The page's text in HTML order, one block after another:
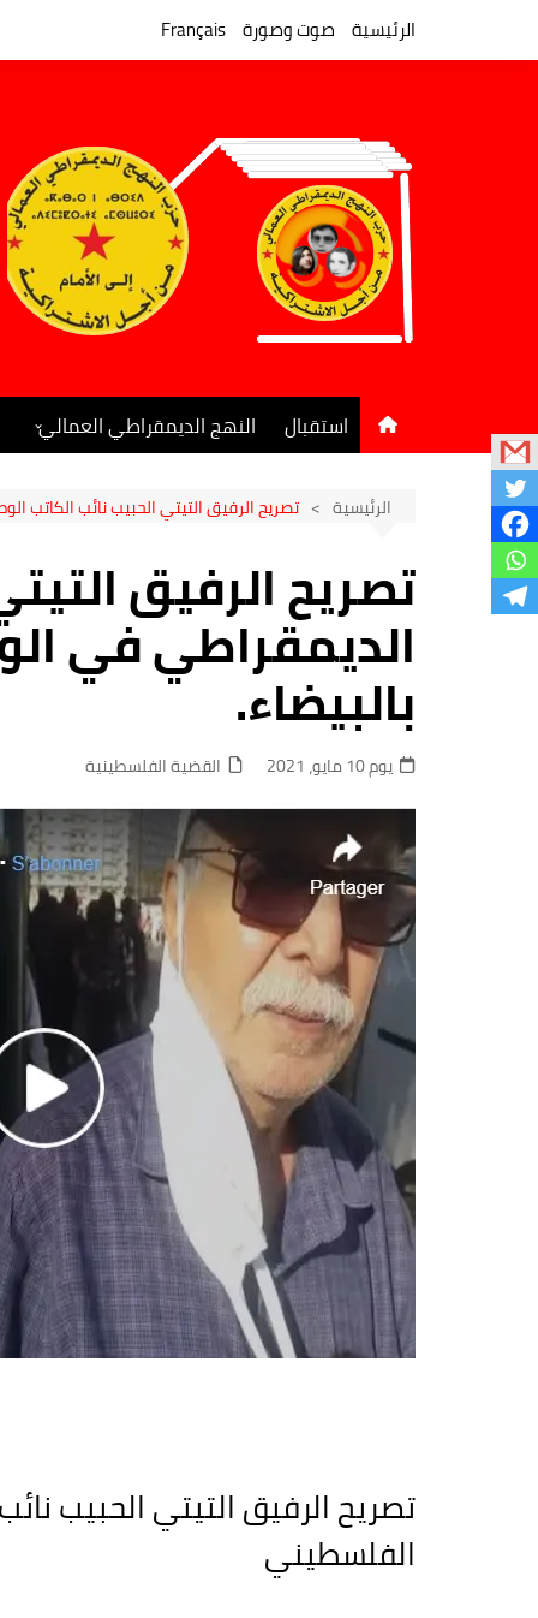
الرئيسية صوت وصورة Français
استقبال النهج الديمقراطي العمالي
جريدة النهج الديمقراطي
الرئيسية تصريح الرفيق التيتي الحبيب نائب
تصريح الرفيق
الديمقراطي في
بالبيضاء.
يوم 10 مايو، 2021 القضية الفلسطينية
تصريح الرفيق التيتي الحبيب
الفلسطيني